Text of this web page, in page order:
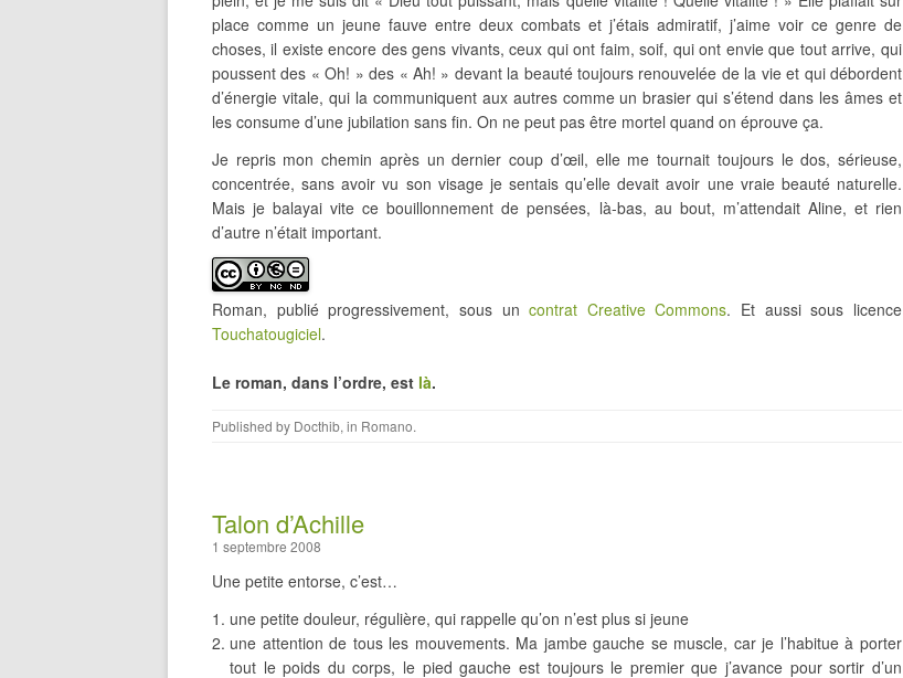
place comme un jeune fauve entre deux combats et j’étais admiratif, j’aime voir ce genre de
choses, il existe encore des gens vivants, ceux qui ont faim, soif, qui ont envie que tout arrive, qui
poussent des « Oh! » des « Ah! » devant la beauté toujours renouvelée de la vie et qui débordent
d’énergie vitale, qui la communiquent aux autres comme un brasier qui s’étend dans les âmes et
les consume d’une jubilation sans fin. On ne peut pas être mortel quand on éprouve ça.
Je repris mon chemin après un dernier coup d’œil, elle me tournait toujours le dos, sérieuse,
concentrée, sans avoir vu son visage je sentais qu’elle devait avoir une vraie beauté naturelle.
Mais je balayai vite ce bouillonnement de pensées, là-bas, au bout, m’attendait Aline, et rien
d’autre n’était important.
Roman, publié progressivement, sous uncontrat Creative Commons. Et aussi sous licence
Touchatougiciel.
Le roman, dans l’ordre, est là.
Published by Docthib, in Romano.
Talon d’Achille
1 septembre 2008
Une petite entorse, c’est…
une petite douleur, régulière, qui rappelle qu’on n’est plus si jeune
une attention de tous les mouvements. Ma jambe gauche se muscle, car je l’habitue à porter
tout le poids du corps, le pied gauche est toujours le premier que j’avance pour sortir d’un